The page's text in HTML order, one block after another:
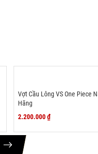
Vợt Cầu Lông VS One Piece
Hãng
2.200.000 ₫